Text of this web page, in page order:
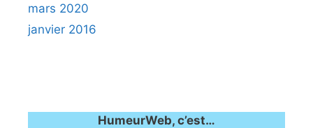
mars 2020
janvier 2016
HumeurWeb, c’est…